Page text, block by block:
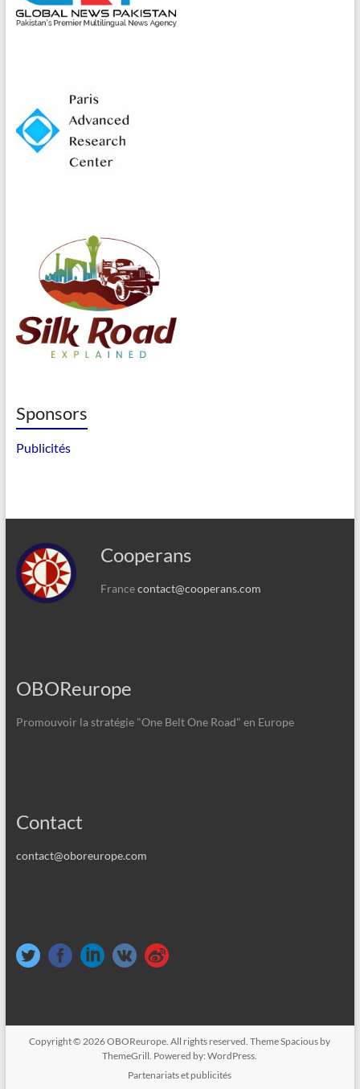
Sponsors
Publicités
Cooperans
Francecontact@cooperans.com
OBOReurope
Promouvoir la stratégie "One Belt One Road" en Europe
Contact
contact@oboreurope.com
Copyright © 2026OBOReurope . All rights reserved. ThemeSpacious by
ThemeGrill. Powered by:WordPress
Partenariats et publicités